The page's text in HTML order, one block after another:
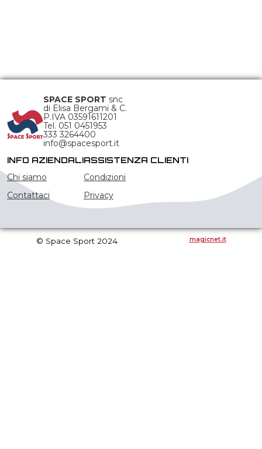
SPACE SPORT snc
di Elisa Bergami & C.
P.IVA 03591611201
Tel. 051 0451953
333 3264400
info@spacesport.it
INFO AZIENDALI
Chi siamo
Contattaci
ASSISTENZA CLIENTI
Condizioni
Privacy
© Space Sport 2024 magicnet.it